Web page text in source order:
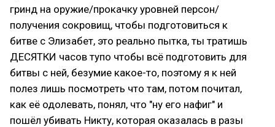
гринд на оружие/прокачку уровней персон/
получения сокровищ, чтобы подготовиться к
битве с Элизабет, это реально пытка, ты тратишь
ДЕСЯТКИ часов тупо чтобы всё подготовить для
битвы с ней, безумие какое-то, поэтому я к ней
полез лишь посмотреть что там, потом почитал,
как её одолевать, понял, что "ну его нафиг" и
пошёл убивать Никту, которая оказалась в разы